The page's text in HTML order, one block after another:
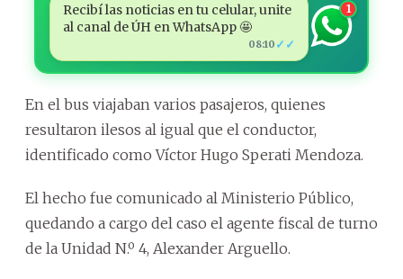
Recibí las noticias en tu celular, unite
al canal de ÚH en WhatsApp 🤩
08:10 ✓✓
1
En el bus viajaban varios pasajeros, quienes
resultaron ilesos al igual que el conductor,
identificado como Víctor Hugo Sperati Mendoza.
El hecho fue comunicado al Ministerio Público,
quedando a cargo del caso el agente fiscal de turno
de la Unidad N.º 4, Alexander Arguello.